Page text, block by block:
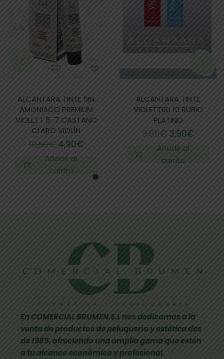
ALCANTARA TINTE SIN
AMONIACO PREMIUM
VIOLETT 5-7 CASTAÑO
CLARO VIOLÍN
10,50€ 4,90€
Añadir al
carrito
ALCANTARA TINTE
VIOLETT60 10 RUBIO
PLATINO
9,90€ 3,90€
Añadir al
carrito
En COMERCIAL BRUMEN.S.L nos dedicamos a la
venta de productos de peluquería y estética des
de 1985, ofreciendo una amplia gama que estén
a tu alcance económico y profesional.